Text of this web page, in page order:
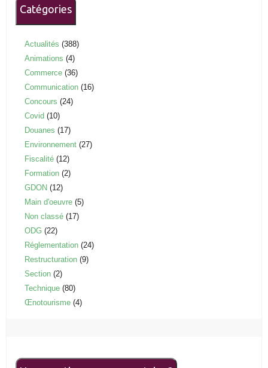
Catégories
Actualités (388)
Animations (4)
Commerce (36)
Communication (16)
Concours (24)
Covid (10)
Douanes (17)
Environnement (27)
Fiscalité (12)
Formation (2)
GDON (12)
Main d'oeuvre (5)
Non classé (17)
ODG (22)
Réglementation (24)
Restructuration (9)
Section (2)
Technique (80)
Œnotourisme (4)